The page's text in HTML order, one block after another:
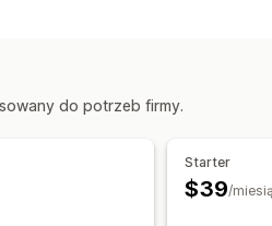
do potrzeb firmy.
Starter
$39/